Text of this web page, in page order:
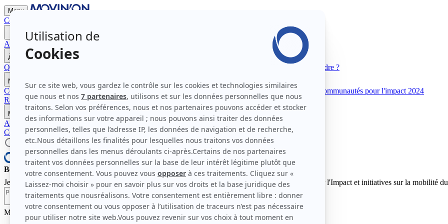
Menu
Contactez-nous
Accueil
À propos de Movin'On
Qui sommes-nous ? Pourquoi nous rejoindre ?
Nos travaux
Communautés pour l'impact 2026 Programme Bleu Blanc Move Communautés pour l'impact 2025
Communautés pour l'impact 2024
Rapports et Études Nos rendez-vousMovin'On Summit 2026
Médias
Actualités Communiqués de presse
Contactez-nousDevenir Mécène
Bonjour et bienvenue chez Movin'On.
Je suis l'assistant virtuel de Movin'On. Comment puis-je vous aider à explorer nos Communautés pour l'Impact et initiatives sur la mobilité
Mobilité automatisée